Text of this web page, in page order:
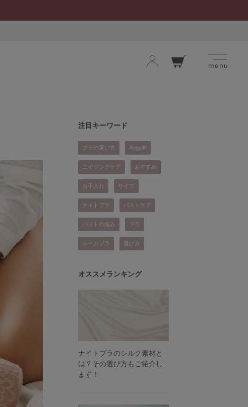
menu
注目キーワード
ブラの選び方 Angellir
エイジングケア おすすめ
お手入れ サイズ
ナイトブラ バストケア
バストの悩み ブラ
ルームブラ 選び方
オススメランキング
ナイトブラのシルク素材と
は？その選び方もご紹介し
ます！